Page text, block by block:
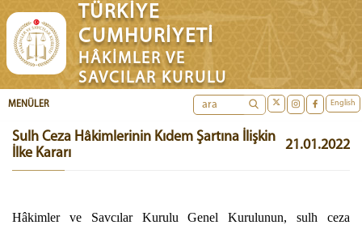
TÜRKİYE
CUMHURİYETİ
HÂKİMLER VE
SAVCILAR KURULU
English
MENÜLER
Sulh Ceza Hâkimlerinin Kıdem Şartına İlişkin
İlke Kararı
21.01.2022
Hâkimler ve Savcılar Kurulu Genel Kurulunun, sulh ceza